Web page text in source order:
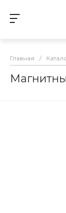
Главная /